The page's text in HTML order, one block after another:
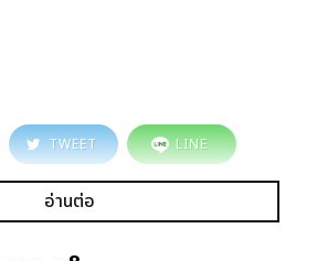
TWEET LINE
อ่านต่อ